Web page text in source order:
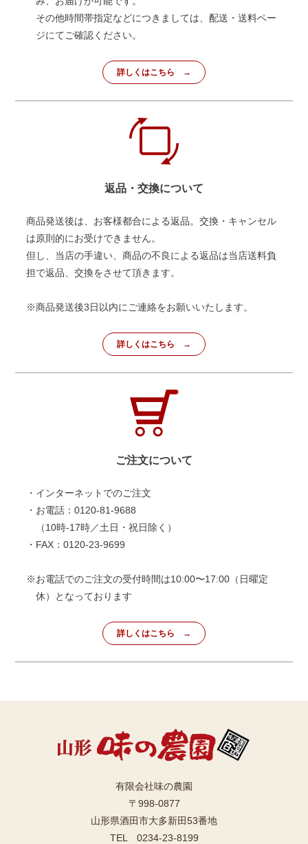
その他時間帯指定などにつきましては、配送・送料ペー
ジにてご確認ください。
詳しくはこちら
返品・交換について
商品発送後は、お客様都合による返品。交換・キャンセル
は原則的にお受けできません。
但し、当店の手違い、商品の不良による返品は当店送料負
担で返品、交換をさせて頂きます。
※商品発送後3日以内にご連絡をお願いいたします。
詳しくはこちら
ご注文について
・インターネットでのご注文
・お電話：0120-81-9688
（10時-17時／土日・祝日除く）
・FAX：0120-23-9699
※お電話でのご注文の受付時間は10:00〜17:00（日曜定
休）となっております
詳しくはこちら
有限会社味の農園
〒998-0877
山形県酒田市大多新田53番地
TEL 0234-23-8199